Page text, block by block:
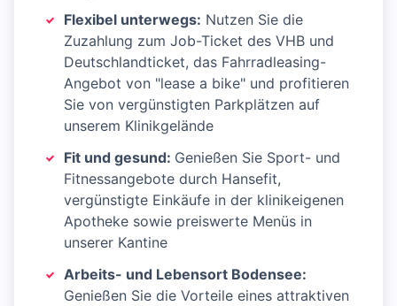
Flexibel unterwegs: Nutzen Sie die
Zuzahlung zum Job-Ticket des VHB und
Deutschlandticket, das Fahrradleasing-
Angebot von "lease a bike" und profitieren
Sie von vergünstigten Parkplätzen auf
unserem Klinikgelände
Fit und gesund: Genießen Sie Sport- und
Fitnessangebote durch Hansefit,
vergünstigte Einkäufe in der klinikeigenen
Apotheke sowie preiswerte Menüs in
unserer Kantine
Arbeits- und Lebensort Bodensee:
Genießen Sie die Vorteile eines attraktiven